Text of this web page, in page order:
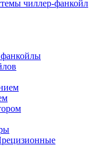
чиллер-фанкойл